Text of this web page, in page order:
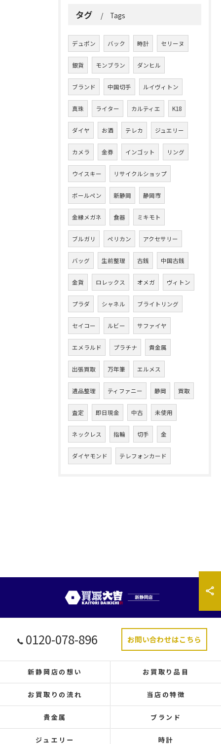
タグ Tags
デュポン バック 時計 セリーヌ
銀貨 モンブラン ダンヒル
ブランド 中国切手 ルイヴィトン
真珠 ライター カルティエ K18
ダイヤ お酒 テレカ ジュエリー
カメラ 金券 インゴット リング
ウイスキー リサイクルショップ
ボールペン 新静岡 静岡市
金縁メガネ 食器 ミキモト
ブルガリ ペリカン アクセサリー
バッグ 生前整理 古銭 中国古銭
金貨 ロレックス オメガ ヴィトン
プラダ シャネル ブライトリング
セイコー ルビー サファイヤ
エメラルド プラチナ 貴金属
出張買取 万年筆 エルメス
遺品整理 ティファニー 静岡 買取
査定 即日現金 中古 未使用
ネックレス 指輪 切手 金
ダイヤモンド テレフォンカード
0120-078-896 お問い合わせはこちら
新静岡店の想い お買取り品目
お買取りの流れ 当店の特徴
貴金属 ブランド
ジュエリー 時計